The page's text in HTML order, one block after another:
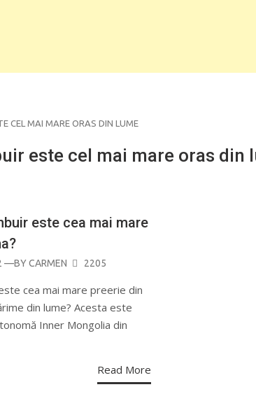
CEL MAI MARE ORAS DIN LUME
este cel mai mare oras din
este cea mai mare
—BYCARMEN 2205
cea mai mare preerie din
din lume? Acesta este
Inner Mongolia din
Read More